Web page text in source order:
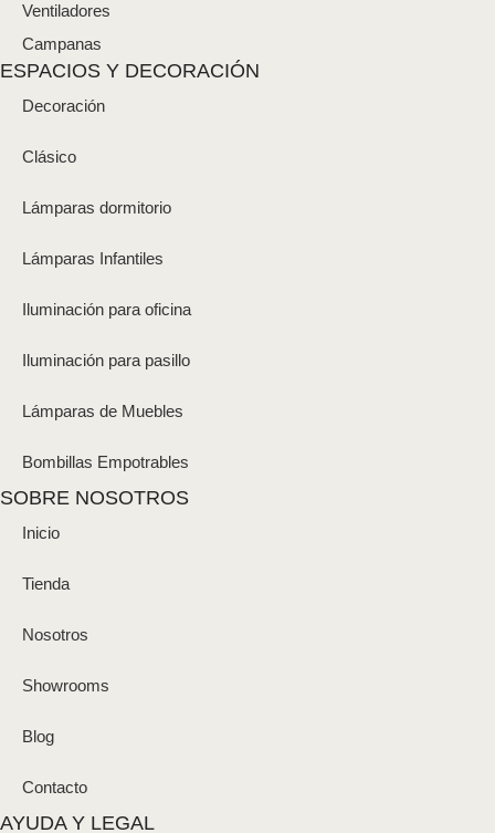
Ventiladores
Campanas
ESPACIOS Y DECORACIÓN
Decoración
Clásico
Lámparas dormitorio
Lámparas Infantiles
Iluminación para oficina
Iluminación para pasillo
Lámparas de Muebles
Bombillas Empotrables
SOBRE NOSOTROS
Inicio
Tienda
Nosotros
Showrooms
Blog
Contacto
AYUDA Y LEGAL